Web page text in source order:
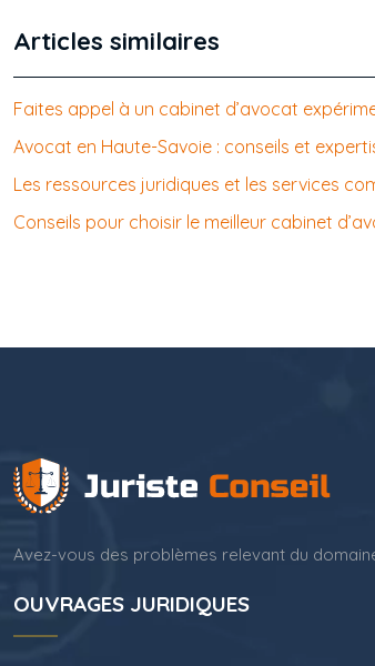
Articles similaires
Faites appel à un cabinet d’avocat
Avocat en Haute-Savoie : conseils et
Les ressources juridiques et les services
Conseils pour choisir le meilleur cabinet
Avez-vous des problèmes relevant du
OUVRAGES JURIDIQUES